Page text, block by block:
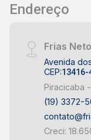
Endereço
Frias Neto
Avenida
CEP:13416-
Piracicaba
(19) 3372-
Creci: